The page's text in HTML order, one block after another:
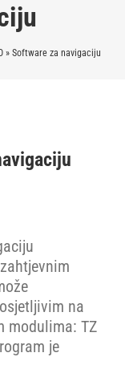
»Software za navigaciju
na
modulima: TZ
je